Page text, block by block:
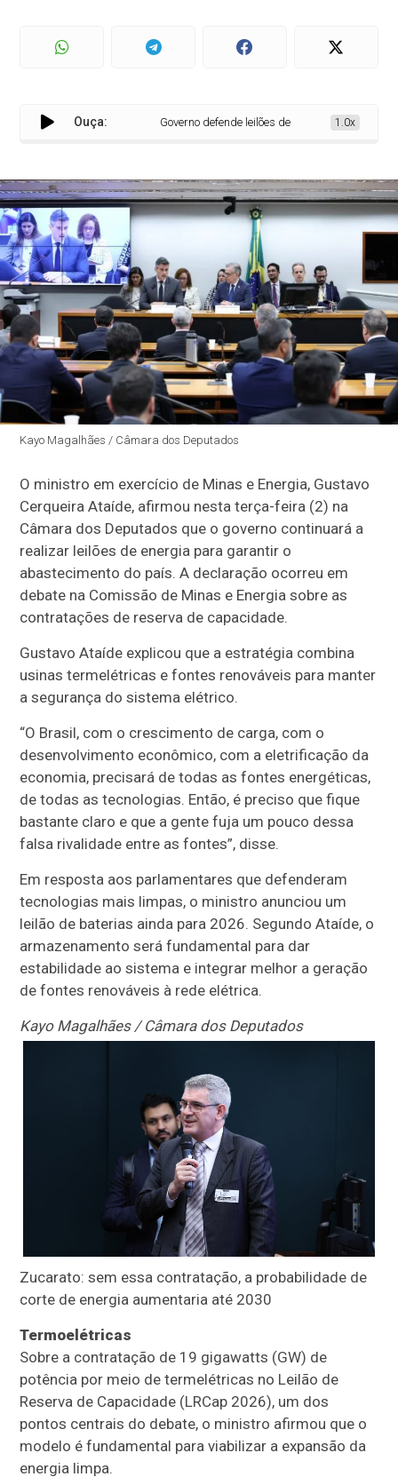
Ouça: Governo defende leilões de energia na Câmara;
1.0x
Kayo Magalhães / Câmara dos Deputados
O ministro em exercício de Minas e Energia, Gustavo
Cerqueira Ataíde, afirmou nesta terça-feira (2) na
Câmara dos Deputados que o governo continuará a
realizar leilões de energia para garantir o
abastecimento do país. A declaração ocorreu em
debate na Comissão de Minas e Energia sobre as
contratações de reserva de capacidade.
Gustavo Ataíde explicou que a estratégia combina
usinas termelétricas e fontes renováveis para manter
a segurança do sistema elétrico.
“O Brasil, com o crescimento de carga, com o
desenvolvimento econômico, com a eletrificação da
economia, precisará de todas as fontes energéticas,
de todas as tecnologias. Então, é preciso que fique
bastante claro e que a gente fuja um pouco dessa
falsa rivalidade entre as fontes”, disse.
Em resposta aos parlamentares que defenderam
tecnologias mais limpas, o ministro anunciou um
leilão de baterias ainda para 2026. Segundo Ataíde, o
armazenamento será fundamental para dar
estabilidade ao sistema e integrar melhor a geração
de fontes renováveis à rede elétrica.
Kayo Magalhães / Câmara dos Deputados
Zucarato: sem essa contratação, a probabilidade de
corte de energia aumentaria até 2030
Termoelétricas
Sobre a contratação de 19 gigawatts (GW) de
potência por meio de termelétricas no Leilão de
Reserva de Capacidade (LRCap 2026), um dos
pontos centrais do debate, o ministro afirmou que o
modelo é fundamental para viabilizar a expansão da
energia limpa.